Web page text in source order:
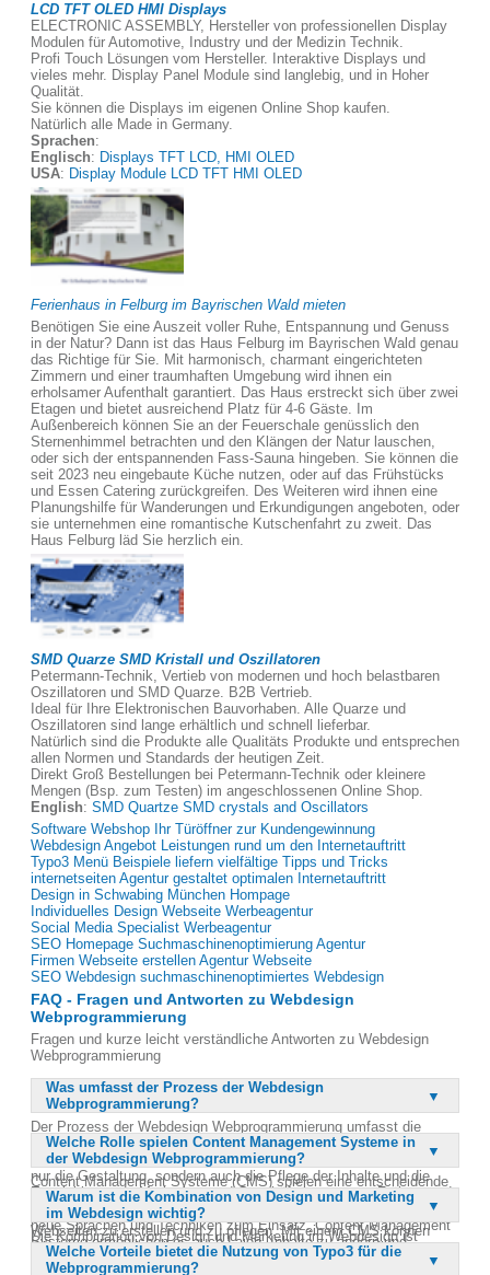
LCD TFT OLED HMI Displays
ELECTRONIC ASSEMBLY, Hersteller von professionellen Display
Modulen für Automotive, Industry und der Medizin Technik.
Profi Touch Lösungen vom Hersteller. Interaktive Displays und
vieles mehr. Display Panel Module sind langlebig, und in Hoher
Qualität.
Sie können die Displays im eigenen Online Shop kaufen.
Natürlich alle Made in Germany.
Sprachen:
Englisch: Displays TFT LCD, HMI OLED
USA: Display Module LCD TFT HMI OLED
Ferienhaus in Felburg im Bayrischen Wald mieten
Benötigen Sie eine Auszeit voller Ruhe, Entspannung und Genuss
in der Natur? Dann ist das Haus Felburg im Bayrischen Wald genau
das Richtige für Sie. Mit harmonisch, charmant eingerichteten
Zimmern und einer traumhaften Umgebung wird ihnen ein
erholsamer Aufenthalt garantiert. Das Haus erstreckt sich über zwei
Etagen und bietet ausreichend Platz für 4-6 Gäste. Im
Außenbereich können Sie an der Feuerschale genüsslich den
Sternenhimmel betrachten und den Klängen der Natur lauschen,
oder sich der entspannenden Fass-Sauna hingeben. Sie können die
seit 2023 neu eingebaute Küche nutzen, oder auf das Frühstücks
und Essen Catering zurückgreifen. Des Weiteren wird ihnen eine
Planungshilfe für Wanderungen und Erkundigungen angeboten, oder
sie unternehmen eine romantische Kutschenfahrt zu zweit. Das
Haus Felburg läd Sie herzlich ein.
SMD Quarze SMD Kristall und Oszillatoren
Petermann-Technik, Vertieb von modernen und hoch belastbaren
Oszillatoren und SMD Quarze. B2B Vertrieb.
Ideal für Ihre Elektronischen Bauvorhaben. Alle Quarze und
Oszillatoren sind lange erhältlich und schnell lieferbar.
Natürlich sind die Produkte alle Qualitäts Produkte und entsprechen
allen Normen und Standards der heutigen Zeit.
Direkt Groß Bestellungen bei Petermann-Technik oder kleinere
Mengen (Bsp. zum Testen) im angeschlossenen Online Shop.
English: SMD Quartze SMD crystals and Oscillators
Software Webshop Ihr Türöffner zur Kundengewinnung
Webdesign Angebot Leistungen rund um den Internetauftritt
Typo3 Menü Beispiele liefern vielfältige Tipps und Tricks
internetseiten Agentur gestaltet optimalen Internetauftritt
Design in Schwabing München Hompage
Individuelles Design Webseite Werbeagentur
Social Media Specialist Werbeagentur
SEO Homepage Suchmaschinenoptimierung Agentur
Firmen Webseite erstellen Agentur Webseite
SEO Webdesign suchmaschinenoptimiertes Webdesign
FAQ - Fragen und Antworten zu Webdesign
Webprogrammierung
Fragen und kurze leicht verständliche Antworten zu Webdesign
Webprogrammierung
Was umfasst der Prozess der Webdesign
Webprogrammierung?
Der Prozess der Webdesign Webprogrammierung umfasst die
Konzeption und den Entwurf eines Internetauftritts sowie die
technische Umsetzung und Implementierung. Dazu gehören nicht
nur die Gestaltung, sondern auch die Pflege der Inhalte und die
Entwicklung von Marketing- und Geschäftskonzepten. Früher wurde
dies hauptsächlich in HTML durchgeführt, heute kommen jedoch
neue Sprachen und Techniken zum Einsatz. Content Management
Systeme ermöglichen es auch Laien, Inhalte zu ändern und
Webseiten zu pflegen. Somit ist die Webdesign
Welche Rolle spielen Content Management Systeme in
der Webdesign Webprogrammierung?
Content Management Systeme (CMS) spielen eine entscheidende
Rolle in der Webdesign Webprogrammierung, da sie es auch
Personen ohne fundierte Programmierkenntnisse ermöglichen,
Webseiten zu erstellen und zu pflegen. Mit einem CMS können
Inhalte einfach aktualisiert und verwaltet werden, was die
Flexibilität und Benutzerfreundlichkeit erhöht. Diese Systeme
Warum ist die Kombination von Design und Marketing
im Webdesign wichtig?
Die Kombination von Design und Marketing im Webdesign ist
entscheidend, da beide Elemente zusammenwirken, um den Erfolg
einer Webseite zu gewährleisten. Ein ansprechendes Design zieht
Welche Vorteile bietet die Nutzung von Typo3 für die
Webprogrammierung?